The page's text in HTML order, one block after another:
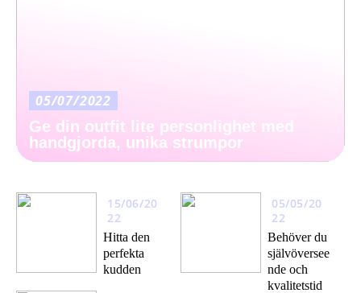
05/07/2022
Ge din outfit lite personlighet med
handgjorda, unika strumpor
15/06/20
22
Hitta den
perfekta
kudden
05/05/20
22
Behöver du
självöversee
nde och
kvalitetstid